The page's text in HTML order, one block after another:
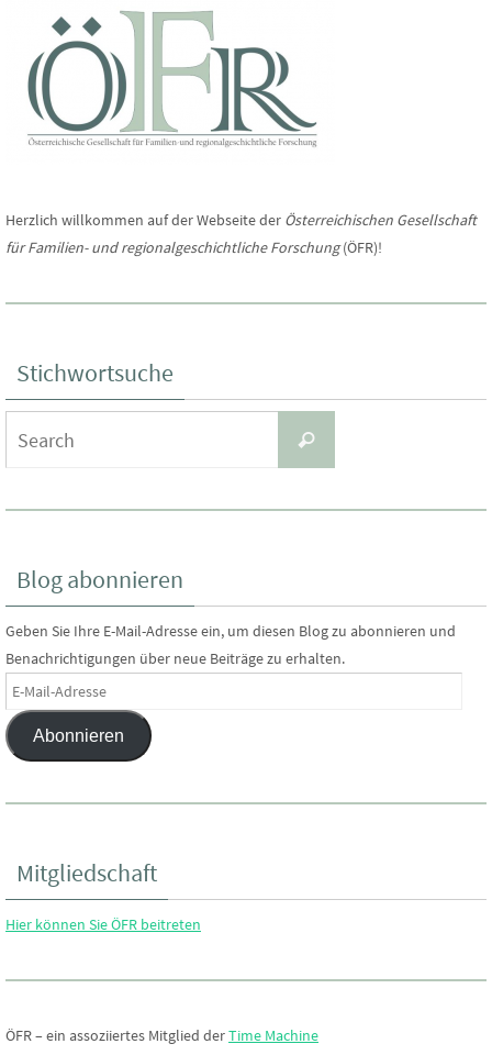
Herzlich willkommen auf der Webseite der Österreichischen Gesellschaft
für Familien- und regionalgeschichtliche Forschung(ÖFR)!
Stichwortsuche
Search
Blog abonnieren
Geben Sie Ihre E-Mail-Adresse ein, um diesen Blog zu abonnieren und
Benachrichtigungen über neue Beiträge zu erhalten.
E-
Mail-
AdresseAbonnieren
Mitgliedschaft
Hier können Sie ÖFR beitreten
ÖFR – ein assoziiertes Mitglied derTime Machine